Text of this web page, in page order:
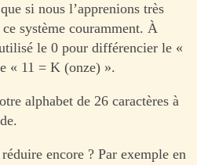
si nous l’apprenions très
système couramment. À
le 0 pour différencier le «
« 11 = K (onze) ».
alphabet de 26 caractères à
encore ? Par exemple en